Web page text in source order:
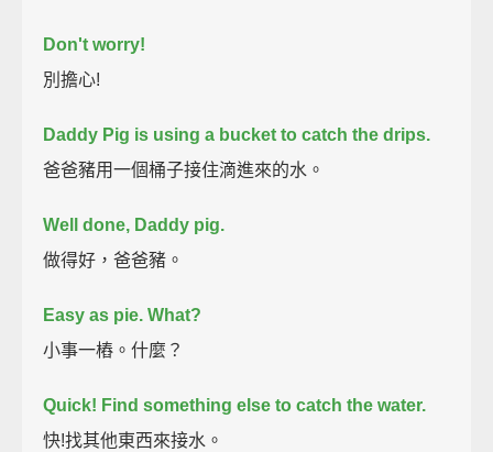
Don't worry!
別擔心!
Daddy Pig is using a bucket to catch the drips.
爸爸豬用一個桶子接住滴進來的水。
Well done, Daddy pig.
做得好，爸爸豬。
Easy as pie. What?
小事一樁。什麼？
Quick! Find something else to catch the water.
快!找其他東西來接水。